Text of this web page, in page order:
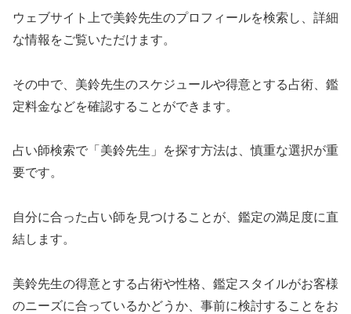
ウェブサイト上で美鈴先生のプロフィールを検索し、詳細
な情報をご覧いただけます。
その中で、美鈴先生のスケジュールや得意とする占術、鑑
定料金などを確認することができます。
占い師検索で「美鈴先生」を探す方法は、慎重な選択が重
要です。
自分に合った占い師を見つけることが、鑑定の満足度に直
結します。
美鈴先生の得意とする占術や性格、鑑定スタイルがお客様
のニーズに合っているかどうか、事前に検討することをお